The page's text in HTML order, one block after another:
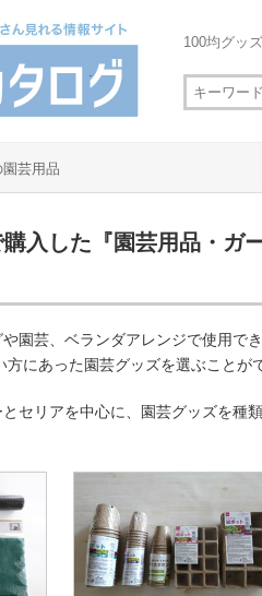
100均グッ
園芸用品
入した『園芸用品・ガ
園芸、ベランダアレンジで使用で
にあった園芸グッズを選ぶことが
セリアを中心に、園芸グッズを種